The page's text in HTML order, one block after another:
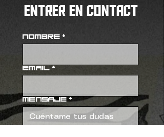
Entrer en contact
Nombre *
Email *
Mensaje *